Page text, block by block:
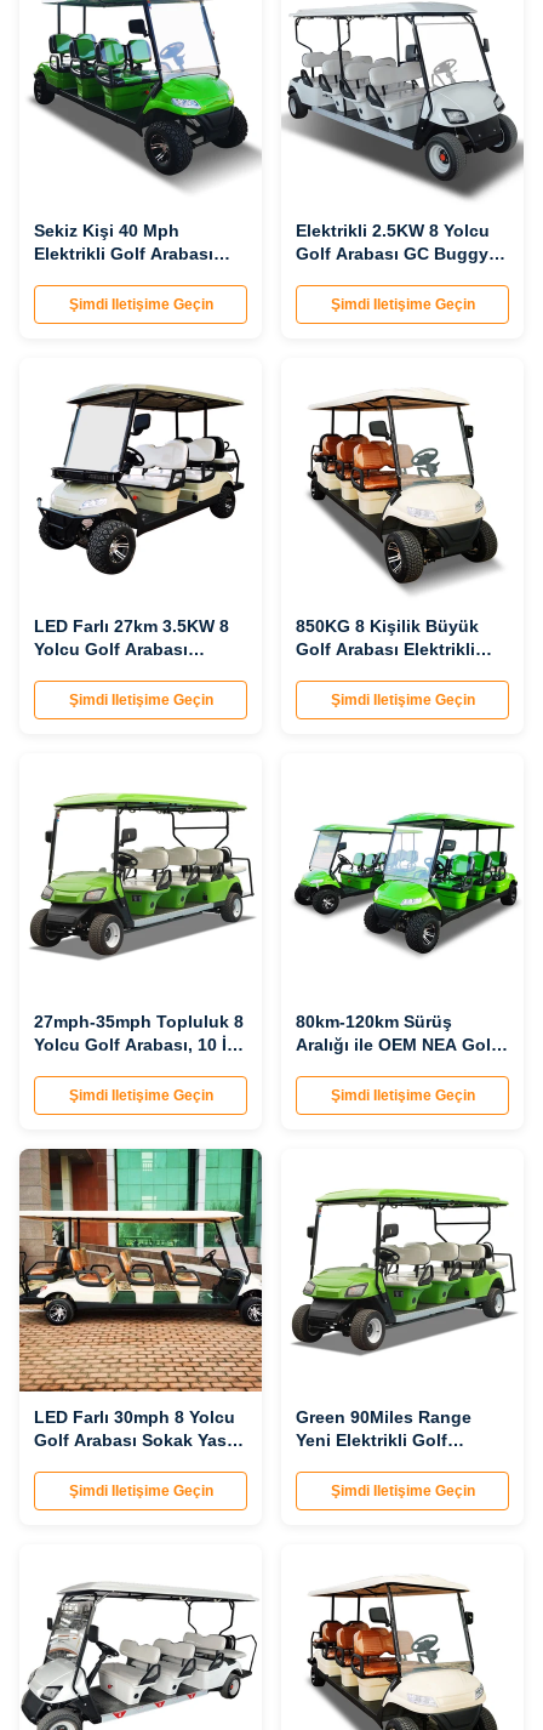
Sekiz Kişi 40 Mph
Elektrikli Golf Arabası
Şimdi Iletişime Geçin
Elektrikli 2.5KW 8 Yolcu
Golf Arabası GC Buggy
Şimdi Iletişime Geçin
LED Farlı 27km 3.5KW 8
Yolcu Golf Arabası
Şimdi Iletişime Geçin
850KG 8 Kişilik Büyük
Golf Arabası Elektrikli
Şimdi Iletişime Geçin
27mph-35mph Topluluk 8
Yolcu Golf Arabası, 10 İnç
Şimdi Iletişime Geçin
80km-120km Sürüş
Aralığı ile OEM NEA Golf
Şimdi Iletişime Geçin
LED Farlı 30mph 8 Yolcu
Golf Arabası Sokak Yasal
Şimdi Iletişime Geçin
Green 90Miles Range
Yeni Elektrikli Golf
KoltukŞimdi Iletişime Geçin